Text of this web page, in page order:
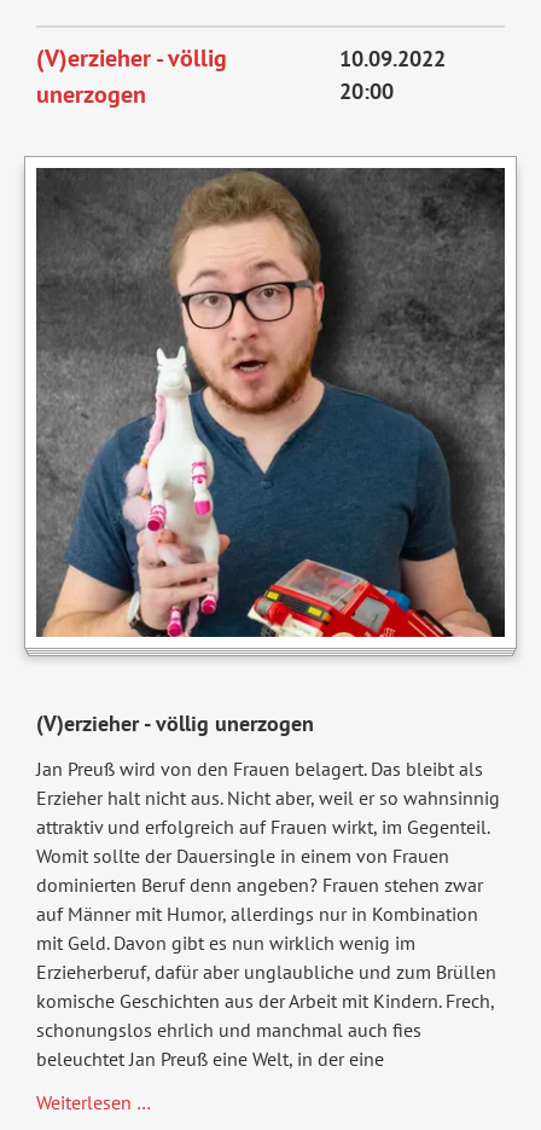
September
2022
(V)erzieher - völlig
unerzogen
10.09.2022
20:00
(V)erzieher - völlig unerzogen
Jan Preuß wird von den Frauen belagert. Das bleibt als
Erzieher halt nicht aus. Nicht aber, weil er so wahnsinnig
attraktiv und erfolgreich auf Frauen wirkt, im Gegenteil.
Womit sollte der Dauersingle in einem von Frauen
dominierten Beruf denn angeben? Frauen stehen zwar
auf Männer mit Humor, allerdings nur in Kombination
mit Geld. Davon gibt es nun wirklich wenig im
Erzieherberuf, dafür aber unglaubliche und zum Brüllen
komische Geschichten aus der Arbeit mit Kindern. Frech,
schonungslos ehrlich und manchmal auch fies
beleuchtet Jan Preuß eine Welt, in der eine
Weiterlesen …(V)erzieher